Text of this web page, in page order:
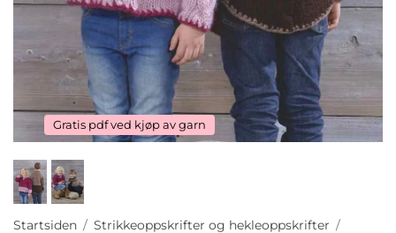
Gratis pdf ved kjøp av garn
Startsiden / Strikkeoppskrifter og hekleoppskrifter /